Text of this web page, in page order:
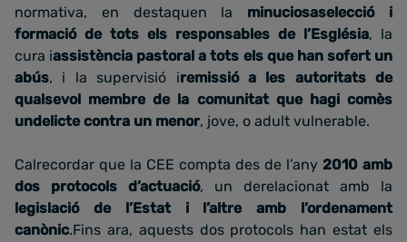
normativa, en destaquen la minuciosaselecció i
formació de tots els responsables de l’Església, la
cura iassistència pastoral a tots els que han sofert un
abús, i la supervisió iremissió a les autoritats de
qualsevol membre de la comunitat que hagi comès
undelicte contra un menor, jove, o adult vulnerable.
Calrecordar que la CEE compta des de l’any 2010 amb
dos protocols d’actuació, un derelacionat amb la
legislació de l’Estat i l’altre amb l’ordenament
canònic.Fins ara, aquests dos protocols han estat els